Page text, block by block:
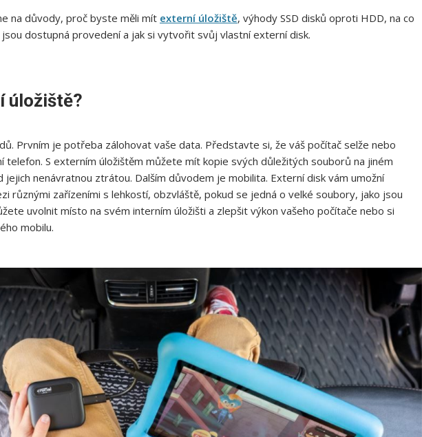
na důvody, proč byste měli mít externí úložiště, výhody SSD disků oproti HDD, na co
dostupná provedení a jak si vytvořit svůj vlastní externí disk.
úložiště?
Prvním je potřeba zálohovat vaše data. Představte si, že váš počítač selže nebo
S externím úložištěm můžete mít kopie svých důležitých souborů na jiném
nenávratnou ztrátou. Dalším důvodem je mobilita. Externí disk vám umožní
různými zařízeními s lehkostí, obzvláště, pokud se jedná o velké soubory, jako jsou
uvolnit místo na svém interním úložišti a zlepšit výkon vašeho počítače nebo si
mobilu.